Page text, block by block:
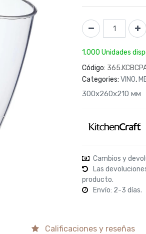
1,000 Unidades
Código:
Categories: VINO,
300х260х210 мм
Cambios y
Las
producto.
Envío: 2-3 días.
Calificaciones y reseñas